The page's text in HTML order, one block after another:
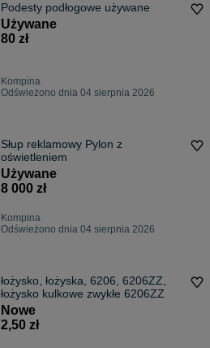
Podesty podłogowe używane
Używane
80 zł
Kompina
Odświeżono dnia 04 sierpnia 2026
Słup reklamowy Pylon z
oświetleniem
Używane
8 000 zł
Kompina
Odświeżono dnia 04 sierpnia 2026
łożysko, łożyska, 6206, 6206ZZ,
łożysko kulkowe zwykłe 6206ZZ
Nowe
2,50 zł